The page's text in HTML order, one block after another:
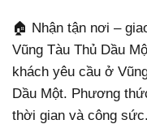
🏠 Nhận tận nơi –
Vũng Tàu Thủ Dầu
khách yêu cầu ở
Dầu Một. Phương
thời gian và công